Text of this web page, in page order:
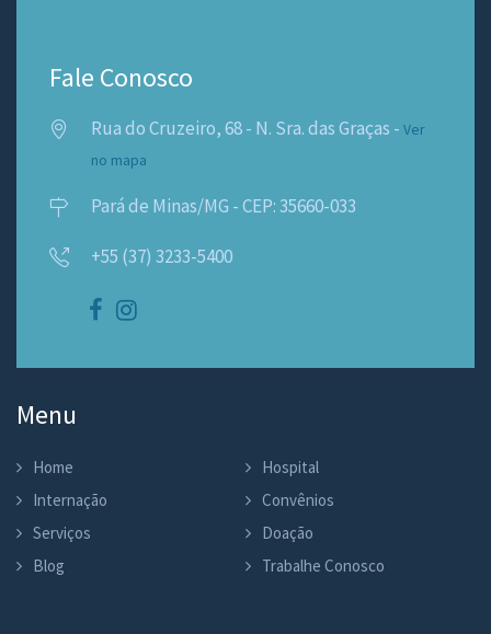
Fale Conosco
Rua do Cruzeiro, 68 - N. Sra. das Graças - Ver
no mapa
Pará de Minas/MG - CEP: 35660-033
+55 (37) 3233-5400
Menu
Home
Hospital
Internação
Convênios
Serviços
Doação
Blog
Trabalhe Conosco